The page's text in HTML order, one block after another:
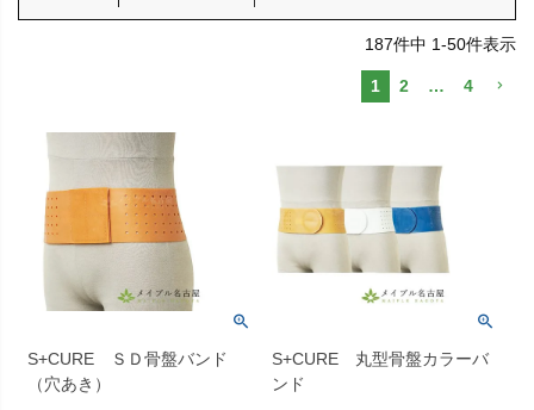
187件中 1-50件表示
1 2 … 4
S+CURE ＳＤ骨盤バンド
（穴あき）
S+CURE 丸型骨盤カラーバ
ンド